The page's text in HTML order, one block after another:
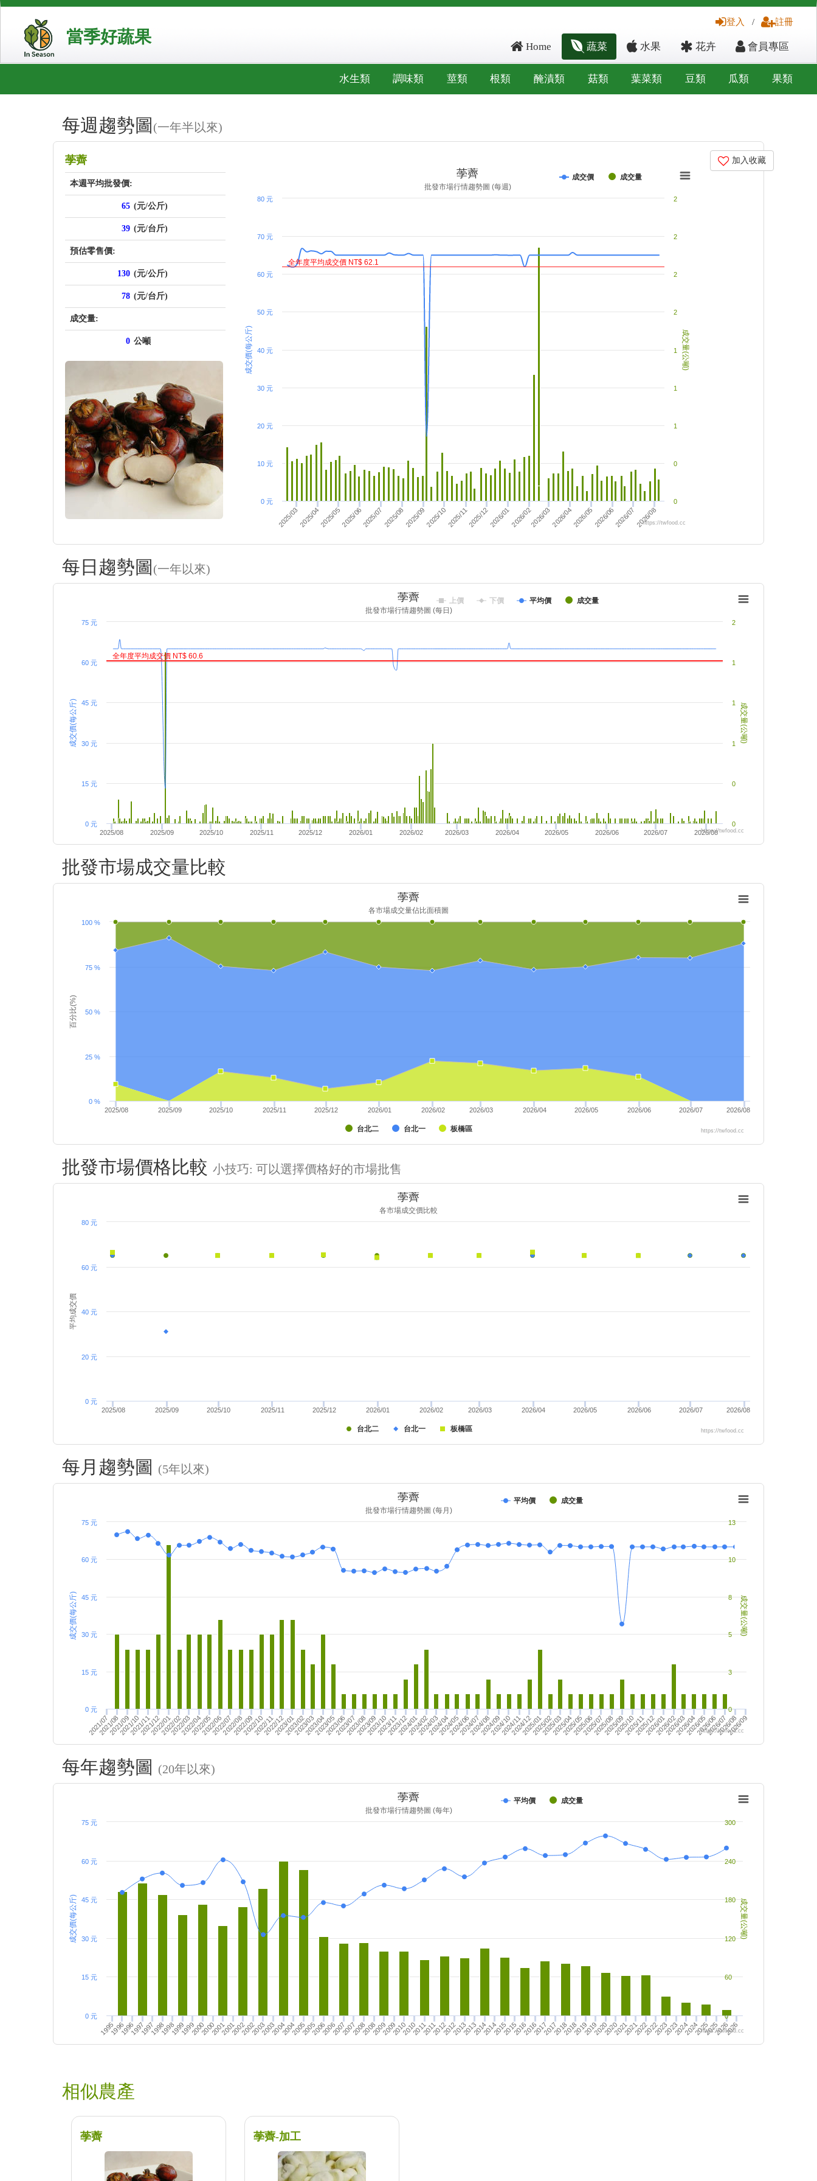
當季好蔬果
登入 / 註冊
Home 蔬菜 水果 花卉 會員專區
水生類 調味類 莖類 根類 醃漬類 菇類 葉菜類 豆類 瓜類 果類
每週趨勢圖 (一年半以來)
荸薺
本週平均批發價:
65 (元/公斤)
39 (元/台斤)
預估零售價:
130 (元/公斤)
78 (元/台斤)
成交量:
0 公噸
加入收藏
成交價(每公斤) 成交量(公噸)
荸薺
批發市場行情趨勢圖 (每週)
成交價 成交量
2025/032025/042025/052025/062025/072025/082025/092025/102025/112025/122026/012026/022026/032026/042026/052026/062026/072026/08
0 元
10 元
20 元
30 元
40 元
50 元
60 元
70 元
80 元
0
0
1
1
1
2
2
2
2
https://twfood.cc
全年度平均成交價 NT$ 62.1
每日趨勢圖 (一年以來)
成交價(每公斤) 成交量(公噸)
荸薺
批發市場行情趨勢圖 (每日)
上價 下價 平均價 成交量
2025/08 2025/09 2025/10 2025/11 2025/12 2026/01 2026/02 2026/03 2026/04 2026/05 2026/06 2026/07 2026/08
0 元
15 元
30 元
45 元
60 元
75 元
0
0
1
1
1
2
https://twfood.cc
全年度平均成交價 NT$ 60.6
批發市場成交量比較
百分比(%)
荸薺
各市場成交量佔比面積圖
台北二 台北一 板橋區
2025/08 2025/09 2025/10 2025/11 2025/12 2026/01 2026/02 2026/03 2026/04 2026/05 2026/06 2026/07 2026/08
0 %
25 %
50 %
75 %
100 %
https://twfood.cc
批發市場價格比較 小技巧: 可以選擇價格好的市場批售
平均成交價
荸薺
各市場成交價比較
台北二 台北一 板橋區
2025/08 2025/09 2025/10 2025/11 2025/12 2026/01 2026/02 2026/03 2026/04 2026/05 2026/06 2026/07 2026/08
0 元
20 元
40 元
60 元
80 元
https://twfood.cc
每月趨勢圖 (5年以來)
成交價(每公斤) 成交量(公噸)
荸薺
批發市場行情趨勢圖 (每月)
平均價 成交量
2021/07
2021/082021/092021/102021/112021/122022/012022/02
2022/032022/042022/052022/062022/072022/082022/092022/102022/112022/122023/012023/02
2023/032023/042023/052023/062023/072023/082023/092023/102023/112023/122024/012024/022024/032024/042024/052024/062024/072024/082024/092024/102024/112024/122025/012025/02
2025/032025/042025/052025/062025/072025/082025/092025/102025/112025/122026/012026/02
2026/032026/042026/052026/062026/072026/082026/09
0 元
15 元
30 元
45 元
60 元
75 元
0
3
5
8
10
13
https://twfood.cc
每年趨勢圖 (20年以來)
成交價(每公斤) 成交量(公噸)
荸薺
批發市場行情趨勢圖 (每年)
平均價 成交量
199519961996199719971998199819991999200020002001200120022002200320032004200420052005200620062007200720082008200920092010201020112011201220122013201320142014201520152016201620172017201820182019201920202020202120212022202220232023202420242025202520262026
0 元
15 元
30 元
45 元
60 元
75 元
0
60
120
180
240
300
https://twfood.cc
相似農產
荸薺 荸薺-加工